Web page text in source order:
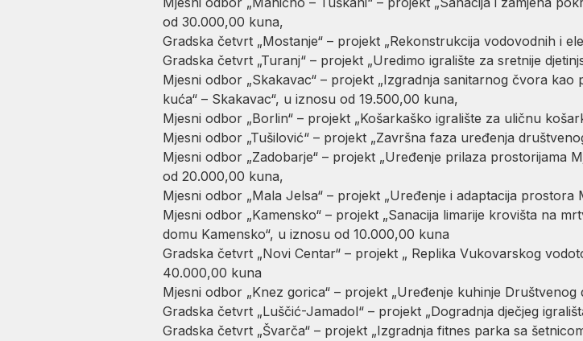
od 30.000,00 kuna,
Gradska četvrt „Mostanje“ – projekt „Rekonstrukcija vodovodnih i
Gradska četvrt „Turanj“ – projekt „Uredimo igralište za sretnije
Mjesni odbor „Skakavac“ – projekt „Izgradnja sanitarnog čvora
kuća“ – Skakavac“, u iznosu od 19.500,00 kuna,
Mjesni odbor „Borlin“ – projekt „Košarkaško igralište za uličnu
Mjesni odbor „Tušilović“ – projekt „Završna faza uređenja
Mjesni odbor „Zadobarje“ – projekt „Uređenje prilaza prostorijama
od 20.000,00 kuna,
Mjesni odbor „Mala Jelsa“ – projekt „Uređenje i adaptacija
Mjesni odbor „Kamensko“ – projekt „Sanacija limarije krovišta na
domu Kamensko“, u iznosu od 10.000,00 kuna
Gradska četvrt „Novi Centar“ – projekt „ Replika Vukovarskog
40.000,00 kuna
Mjesni odbor „Knez gorica“ – projekt „Uređenje kuhinje
Gradska četvrt „Luščić-Jamadol“ – projekt „Dogradnja dječjeg
Gradska četvrt „Švarča“ – projekt „Izgradnja fitnes parka sa